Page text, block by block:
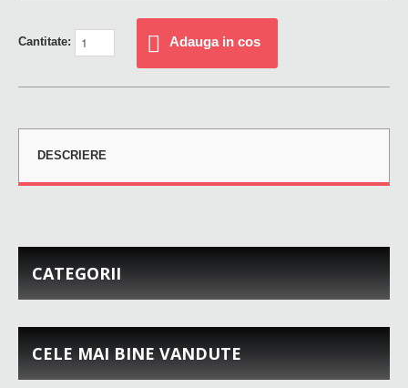
Cantitate: Adauga in cos
DESCRIERE
CATEGORII
CELE MAI BINE VANDUTE